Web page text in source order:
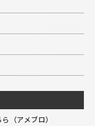
（アメブロ）